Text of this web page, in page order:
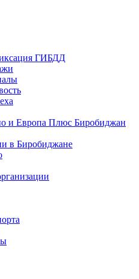
ГИБДД
и Европа Плюс Биробиджан
в Биробиджане